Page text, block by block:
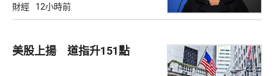
財經 12小時前
美股上揚 道指升151點